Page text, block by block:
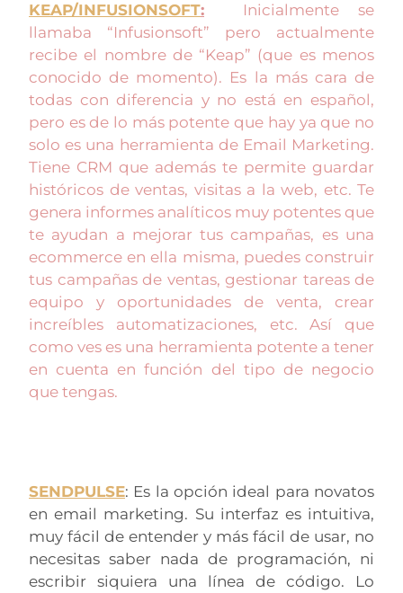
KEAP/INFUSIONSOFT: Inicialmente se
llamaba “Infusionsoft” pero actualmente
recibe el nombre de “Keap” (que es menos
conocido de momento). Es la más cara de
todas con diferencia y no está en español,
pero es de lo más potente que hay ya que no
solo es una herramienta de Email Marketing.
Tiene CRM que además te permite guardar
históricos de ventas, visitas a la web, etc. Te
genera informes analíticos muy potentes que
te ayudan a mejorar tus campañas, es una
ecommerce en ella misma, puedes construir
tus campañas de ventas, gestionar tareas de
equipo y oportunidades de venta, crear
increíbles automatizaciones, etc. Así que
como ves es una herramienta potente a tener
en cuenta en función del tipo de negocio
que tengas.
SENDPULSE: Es la opción ideal para novatos
en email marketing. Su interfaz es intuitiva,
muy fácil de entender y más fácil de usar, no
necesitas saber nada de programación, ni
escribir siquiera una línea de código. Lo